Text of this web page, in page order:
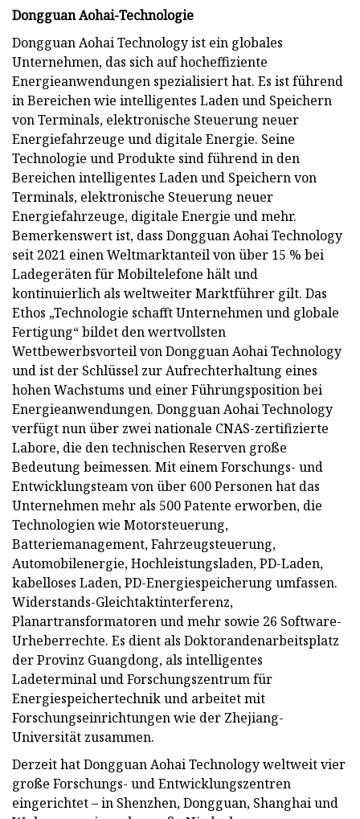
Dongguan Aohai-Technologie
Dongguan Aohai Technology ist ein globales
Unternehmen, das sich auf hocheffiziente
Energieanwendungen spezialisiert hat. Es ist führend
in Bereichen wie intelligentes Laden und Speichern
von Terminals, elektronische Steuerung neuer
Energiefahrzeuge und digitale Energie. Seine
Technologie und Produkte sind führend in den
Bereichen intelligentes Laden und Speichern von
Terminals, elektronische Steuerung neuer
Energiefahrzeuge, digitale Energie und mehr.
Bemerkenswert ist, dass Dongguan Aohai Technology
seit 2021 einen Weltmarktanteil von über 15 % bei
Ladegeräten für Mobiltelefone hält und
kontinuierlich als weltweiter Marktführer gilt. Das
Ethos „Technologie schafft Unternehmen und globale
Fertigung“ bildet den wertvollsten
Wettbewerbsvorteil von Dongguan Aohai Technology
und ist der Schlüssel zur Aufrechterhaltung eines
hohen Wachstums und einer Führungsposition bei
Energieanwendungen. Dongguan Aohai Technology
verfügt nun über zwei nationale CNAS-zertifizierte
Labore, die den technischen Reserven große
Bedeutung beimessen. Mit einem Forschungs- und
Entwicklungsteam von über 600 Personen hat das
Unternehmen mehr als 500 Patente erworben, die
Technologien wie Motorsteuerung,
Batteriemanagement, Fahrzeugsteuerung,
Automobilenergie, Hochleistungsladen, PD-Laden,
kabelloses Laden, PD-Energiespeicherung umfassen.
Widerstands-Gleichtaktinterferenz,
Planartransformatoren und mehr sowie 26 Software-
Urheberrechte. Es dient als Doktorandenarbeitsplatz
der Provinz Guangdong, als intelligentes
Ladeterminal und Forschungszentrum für
Energiespeichertechnik und arbeitet mit
Forschungseinrichtungen wie der Zhejiang-
Universität zusammen.
Derzeit hat Dongguan Aohai Technology weltweit vier
große Forschungs- und Entwicklungszentren
eingerichtet – in Shenzhen, Dongguan, Shanghai und